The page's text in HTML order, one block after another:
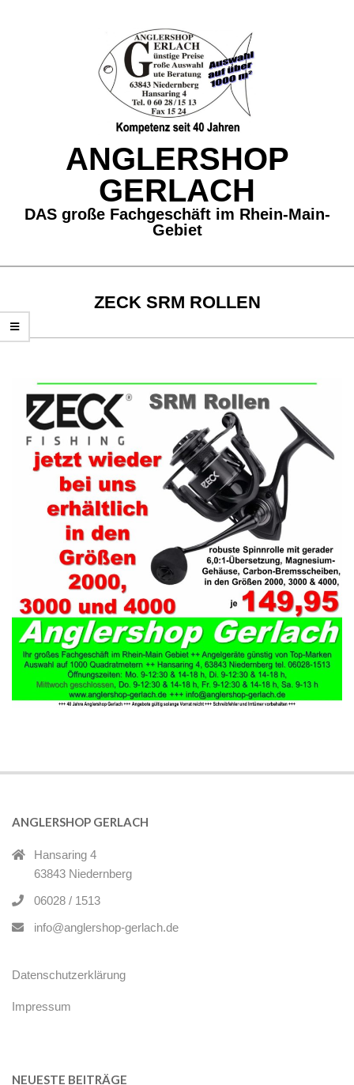
ANGLERSHOP
GERLACH
DAS große Fachgeschäft im Rhein-Main-
Gebiet
Menu
ZECK SRM ROLLEN
03-
ANGLERSHOP GERLACH
Hansaring 4
63843 Niedernberg
06028 / 1513
info@anglershop-gerlach.de
Datenschutzerklärung
Impressum
NEUESTE BEITRÄGE